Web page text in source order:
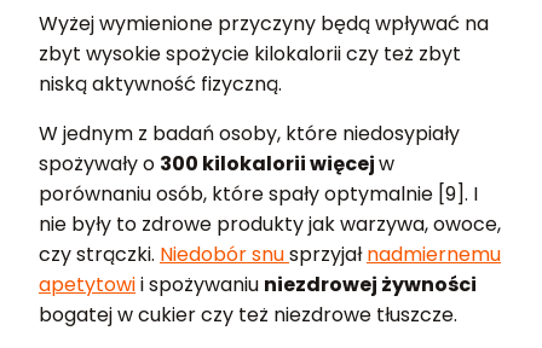
Wyżej wymienione przyczyny będą wpływać na
zbyt wysokie spożycie kilokalorii czy też zbyt
niską aktywność fizyczną.
W jednym z badań osoby, które niedosypiały
spożywały o 300 kilokalorii więcejw
porównaniu osób, które spały optymalnie [9]. I
nie były to zdrowe produkty jak warzywa, owoce,
czy strączki. Niedobór snusprzyjałnadmiernemu
apetytowii spożywaniu niezdrowej żywności
bogatej w cukier czy też niezdrowe tłuszcze.